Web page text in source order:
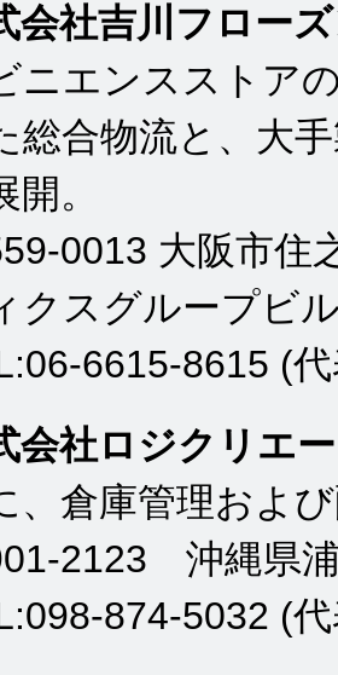
会社吉川フロー
ニエンスストア
総合物流と、大
開。
0013 大阪市
クスグループビ
6615-8615 (
会社ロジクリエ
、倉庫管理およ
2123 沖縄県
098-874-5032 (